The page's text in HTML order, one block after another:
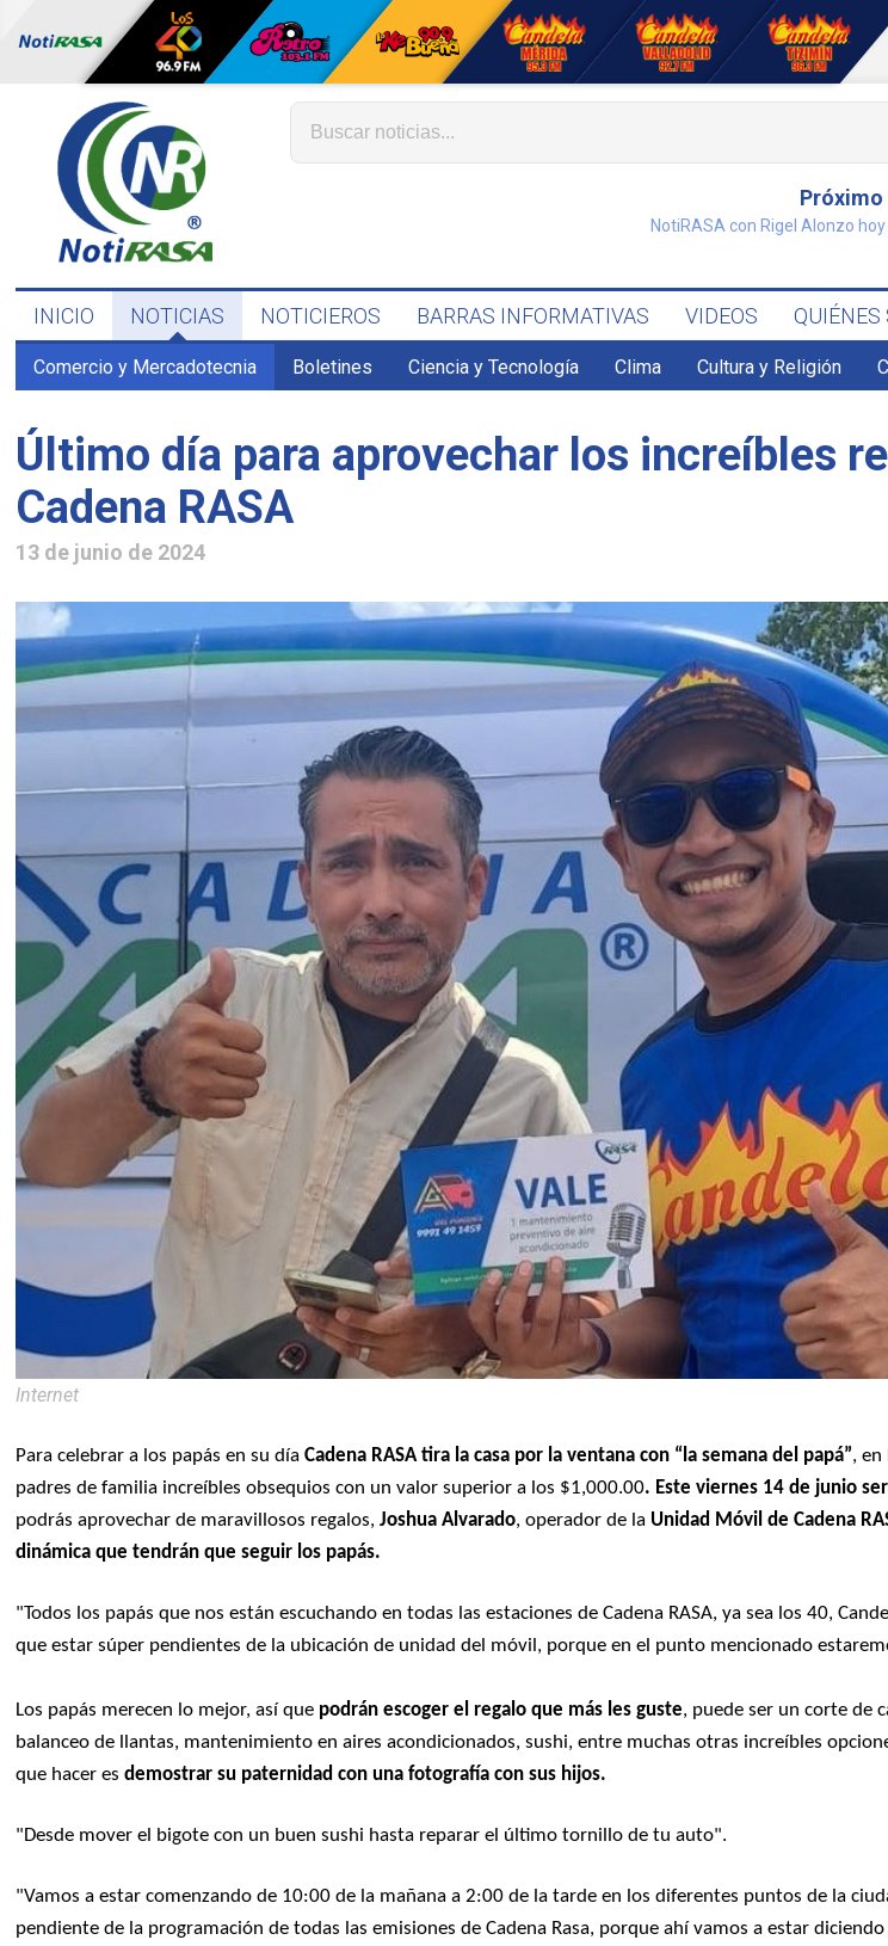
NotiRASA con Rigel Alonzo
INICIO NOTICIAS NOTICIEROS BARRAS INFORMATIVAS VIDEOS QUIÉNES
Comercio y Mercadotecnia Boletines Ciencia y Tecnología Clima Cultura y Religión
Último día para aprovechar los increíbles
Cadena RASA
13 de junio de 2024
Internet
Para celebrar a los papás en su díaCadena RASA tira la casa por la ventana con “la semana del papá”, en
padres de familia increíbles obsequios con un valor superior a los $1,000.00. Este viernes 14 de junio
podrás aprovechar de maravillosos regalos,Joshua Alvarado, operador de la Unidad Móvil de Cadena
dinámica que tendrán que seguir los papás.
"Todos los papás que nos están escuchando en todas las estaciones de Cadena RASA, ya sea los 40,
que estar súper pendientes de la ubicación de unidad del móvil, porque en el punto mencionado
Los papás merecen lo mejor, así que podrán escoger el regalo que más les guste, puede ser un corte de
balanceo de llantas, mantenimiento en aires acondicionados, sushi, entre muchas otras increíbles
que hacer esdemostrar su paternidad con una fotografía con sus hijos.
"Desde mover el bigote con un buen sushi hasta reparar el último tornillo de tu auto".
"Vamos a estar comenzando de 10:00 de la mañana a 2:00 de la tarde en los diferentes puntos de la
pendiente de la programación de todas las emisiones de Cadena Rasa, porque ahí vamos a estar